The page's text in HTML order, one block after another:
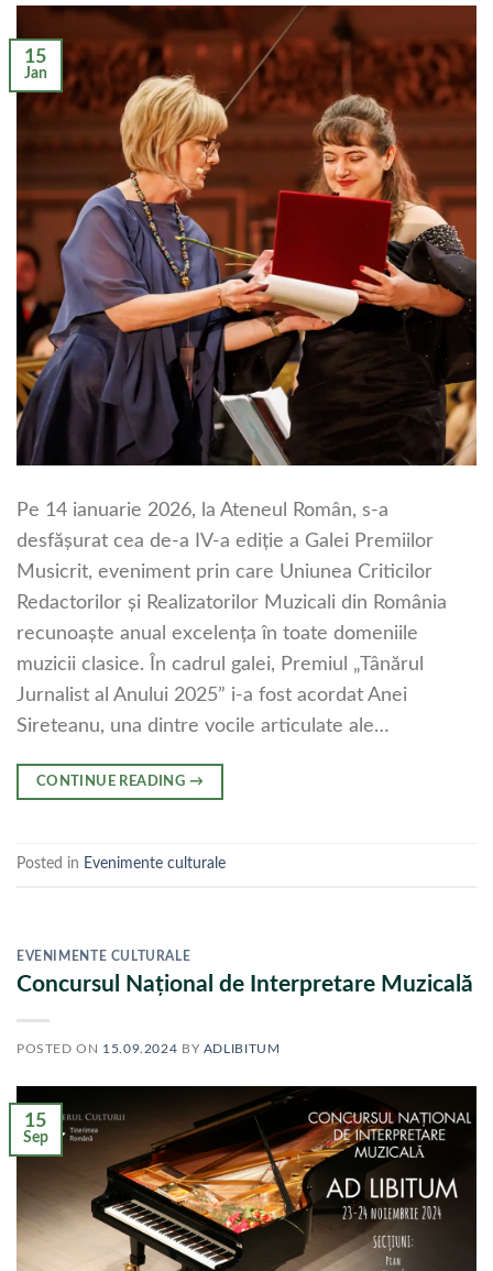
15
Jan
Pe 14 ianuarie 2026, la Ateneul Român, s-a
desfășurat cea de-a IV-a ediție a Galei Premiilor
Musicrit, eveniment prin care Uniunea Criticilor
Redactorilor și Realizatorilor Muzicali din România
recunoaște anual excelența în toate domeniile
muzicii clasice. În cadrul galei, Premiul „Tânărul
Jurnalist al Anului 2025” i-a fost acordat Anei
Sireteanu, una dintre vocile articulate ale…
CONTINUE READING →
Posted in Evenimente culturale
EVENIMENTE CULTURALE
Concursul Național de Interpretare Muzicală
POSTED ON 15.09.2024 BY ADLIBITUM
15
Sep